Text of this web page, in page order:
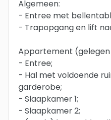
Algemeen:
- Entree met
- Trapopgang en lift
Appartement
- Entree;
- Hal met voldoende
garderobe;
- Slaapkamer 1;
- Slaapkamer 2;